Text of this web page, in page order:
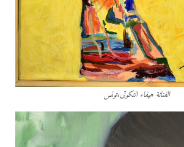
الفنانة هيفاء التكوتى،تونس